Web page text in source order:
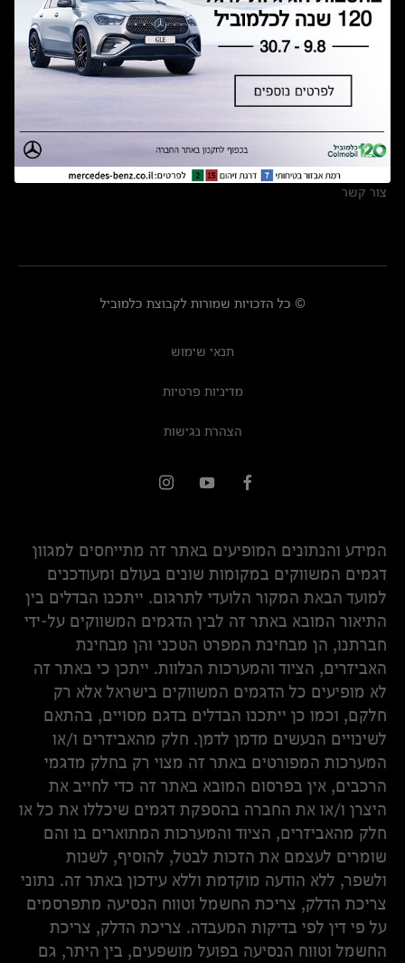
תקנון ימי מכירות 120 לכלמוביל
מצאו אותנו
אולמות תצוגה
מרכזי שירות
צור קשר
© כל הזכויות שמורות לקבוצת כלמוביל
תנאי שימוש
מדיניות פרטיות
הצהרת נגישות
המידע והנתונים המופיעים באתר זה מתייחסים למגוון
דגמים המשווקים במקומות שונים בעולם ומעודכנים
למועד הבאת המקור הלועדי לתרגום. ייתכנו הבדלים בין
התיאור המובא באתר זה לבין הדגמים המשווקים על-ידי
חברתנו, הן מבחינת המפרט הטכני והן מבחינת
האביזרים, הציוד והמערכות הנלוות. ייתכן כי באתר זה
לא מופיעים כל הדגמים המשווקים בישראל אלא רק
חלקם, וכמו כן ייתכנו הבדלים בדגם מסויים, בהתאם
לשינויים הנעשים מדמן לדמן. חלק מהאביזרים ו/או
המערכות המפורטים באתר זה מצוי רק בחלק מדגמי
הרכבים, אין בפרסום המובא באתר זה כדי לחייב את
היצרן ו/או את החברה בהספקת דגמים שיכללו את כל או
חלק מהאביזרים, הציוד והמערכות המתוארים בו והם
שומרים לעצמם את הזכות לבטל, להוסיף, לשנות
ולשפר, ללא הודעה מוקדמת וללא עידכון באתר זה. נתוני
צריכת הדלק, צריכת החשמל וטווח הנסיעה מתפרסמים
על פי דין לפי בדיקות המעבדה. צריכת הדלק, צריכת
החשמל וטווח הנסיעה בפועל מושפעים, בין היתר, גם